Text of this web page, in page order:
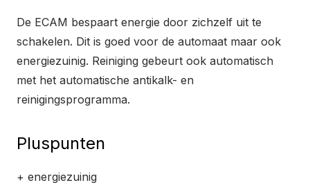
De ECAM bespaart energie door zichzelf uit te
schakelen. Dit is goed voor de automaat maar ook
energiezuinig. Reiniging gebeurt ook automatisch
met het automatische antikalk- en
reinigingsprogramma.
Pluspunten
+ energiezuinig